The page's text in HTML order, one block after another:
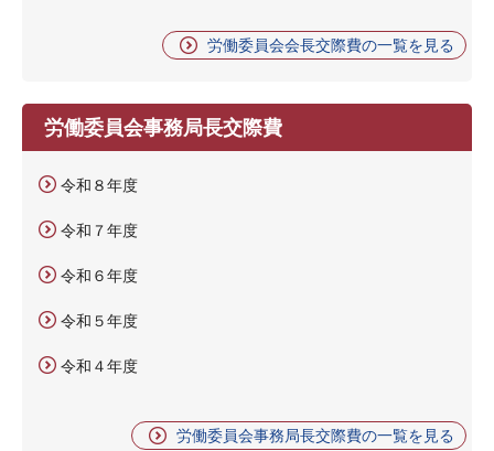
労働委員会会長交際費の一覧を見る
労働委員会事務局長交際費
令和８年度
令和７年度
令和６年度
令和５年度
令和４年度
労働委員会事務局長交際費の一覧を見る